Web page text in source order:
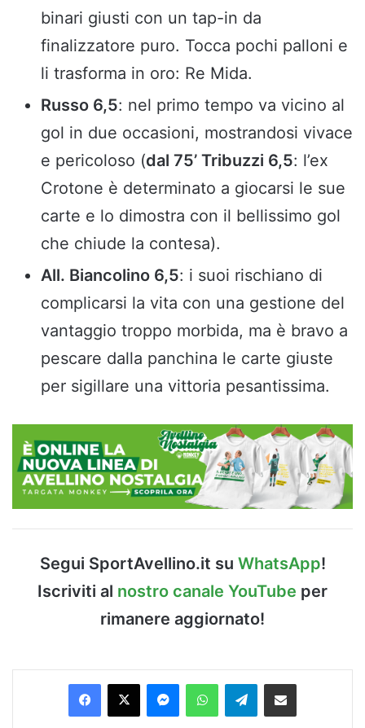
binari giusti con un tap-in da
finalizzatore puro. Tocca pochi palloni e
li trasforma in oro: Re Mida.
Russo 6,5: nel primo tempo va vicino al
gol in due occasioni, mostrandosi vivace
e pericoloso (dal 75’ Tribuzzi 6,5: l’ex
Crotone è determinato a giocarsi le sue
carte e lo dimostra con il bellissimo gol
che chiude la contesa).
All. Biancolino 6,5: i suoi rischiano di
complicarsi la vita con una gestione del
vantaggio troppo morbida, ma è bravo a
pescare dalla panchina le carte giuste
per sigillare una vittoria pesantissima.
Segui SportAvellino.it su WhatsApp!
Iscriviti al nostro canale YouTube per
rimanere aggiornato!
Facebook
X MessengerWhatsAppTelegramCondividi via Email